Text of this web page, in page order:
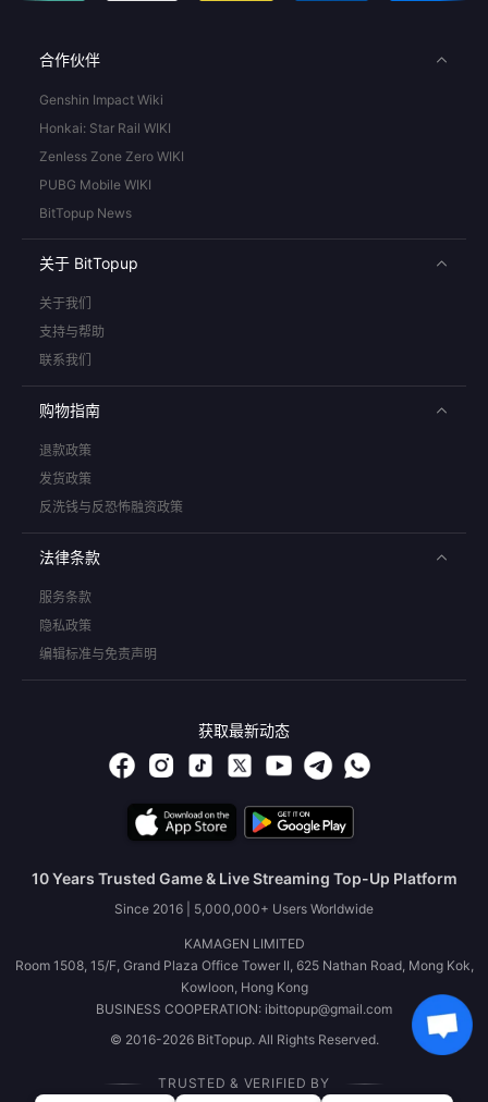
合作伙伴
Genshin Impact Wiki
Honkai: Star Rail WIKI
Zenless Zone Zero WIKI
PUBG Mobile WIKI
BitTopup News
关于 BitTopup
关于我们
支持与帮助
联系我们
购物指南
退款政策
发货政策
反洗钱与反恐怖融资政策
法律条款
服务条款
隐私政策
编辑标准与免责声明
获取最新动态
10 Years Trusted Game & Live Streaming Top-Up Platform
Since 2016 | 5,000,000+ Users Worldwide
KAMAGEN LIMITED
Room 1508, 15/F, Grand Plaza Office Tower II, 625 Nathan Road, Mong Kok,
Kowloon, Hong Kong
BUSINESS COOPERATION: ibittopup@gmail.com
© 2016-2026 BitTopup. All Rights Reserved.
TRUSTED & VERIFIED BY